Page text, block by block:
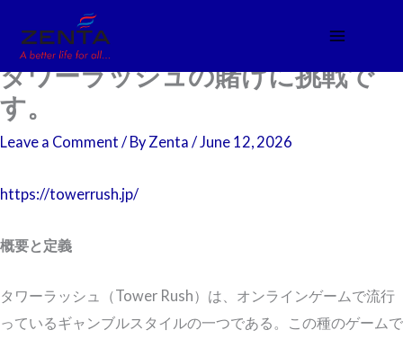
タワーラッシュの賭けに挑戦で
す。
Leave a Comment / By Zenta / June 12, 2026
https://towerrush.jp/
概要と定義
タワーラッシュ（Tower Rush）は、オンラインゲームで流行
っているギャンブルスタイルの一つである。この種のゲームで